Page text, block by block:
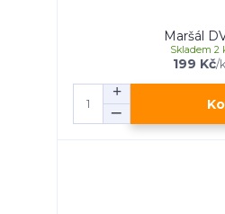
Maršál
199 Kč/
Skladem 2